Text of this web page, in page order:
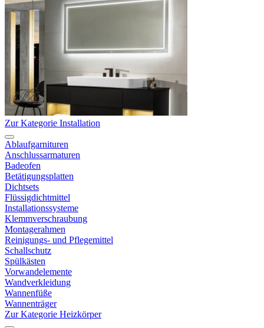
Zur Kategorie Installation
Ablaufgarnituren
Anschlussarmaturen
Badeofen
Betätigungsplatten
Dichtsets
Flüssigdichtmittel
Installationssysteme
Klemmverschraubung
Montagerahmen
Reinigungs- und Pflegemittel
Schallschutz
Spülkästen
Vorwandelemente
Wandverkleidung
Wannenfüße
Wannenträger
Zur Kategorie Heizkörper